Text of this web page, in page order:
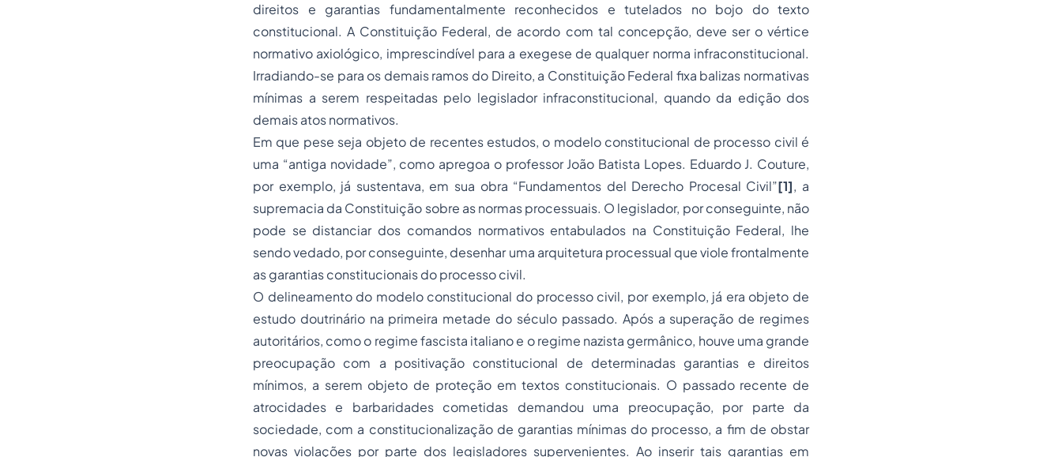
direitos e garantias fundamentalmente reconhecidos e tutelados no bojo do texto
constitucional. A Constituição Federal, de acordo com tal concepção, deve ser o vértice
normativo axiológico, imprescindível para a exegese de qualquer norma infraconstitucional.
Irradiando-se para os demais ramos do Direito, a Constituição Federal fixa balizas normativas
mínimas a serem respeitadas pelo legislador infraconstitucional, quando da edição dos
demais atos normativos.
Em que pese seja objeto de recentes estudos, o modelo constitucional de processo civil é
uma “antiga novidade”, como apregoa o professor João Batista Lopes. Eduardo J. Couture,
por exemplo, já sustentava, em sua obra “Fundamentos del Derecho Procesal Civil”[1], a
supremacia da Constituição sobre as normas processuais. O legislador, por conseguinte, não
pode se distanciar dos comandos normativos entabulados na Constituição Federal, lhe
sendo vedado, por conseguinte, desenhar uma arquitetura processual que viole frontalmente
as garantias constitucionais do processo civil.
O delineamento do modelo constitucional do processo civil, por exemplo, já era objeto de
estudo doutrinário na primeira metade do século passado. Após a superação de regimes
autoritários, como o regime fascista italiano e o regime nazista germânico, houve uma grande
preocupação com a positivação constitucional de determinadas garantias e direitos
mínimos, a serem objeto de proteção em textos constitucionais. O passado recente de
atrocidades e barbaridades cometidas demandou uma preocupação, por parte da
sociedade, com a constitucionalização de garantias mínimas do processo, a fim de obstar
novas violações por parte dos legisladores supervenientes. Ao inserir tais garantias em